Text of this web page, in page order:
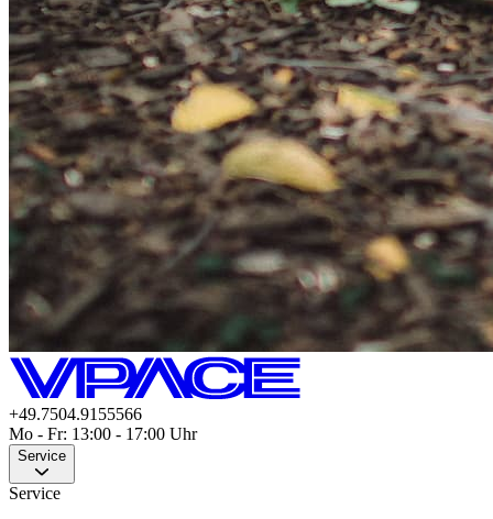
+49.7504.9155566
Mo - Fr: 13:00 - 17:00 Uhr
Service
Service